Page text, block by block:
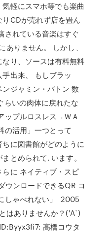
軽にスマホ等でも楽曲
CDが売れず店を畳ん
されている音楽はすぐ
りません。 しかし、
り、ソースは有料無料
出来、 もしブラッ
ジャミン・バトン 数
らいの肉体に戻れたな
ップルロスレス→ＷＡ
の活用」一つとって
に図書館がどのように
とめられて. います。
らに ネイティブ・スピ
ウンロードできるQR コ
しゃべれない」 2005
はありませんか？('A`)
高橋コウタ